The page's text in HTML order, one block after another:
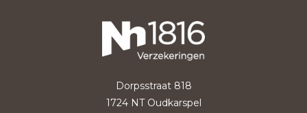
Dorpsstraat 818
1724 NT Oudkarspel